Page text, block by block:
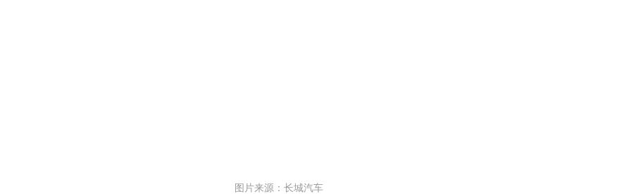
图片来源：长城汽车